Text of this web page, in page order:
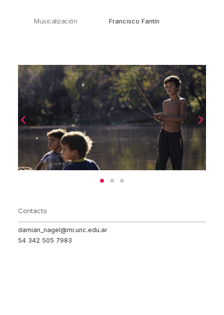
Musicalización Francisco Fantín
Contacto
damian_nagel@mi.unc.edu.ar
54 342 505 7983